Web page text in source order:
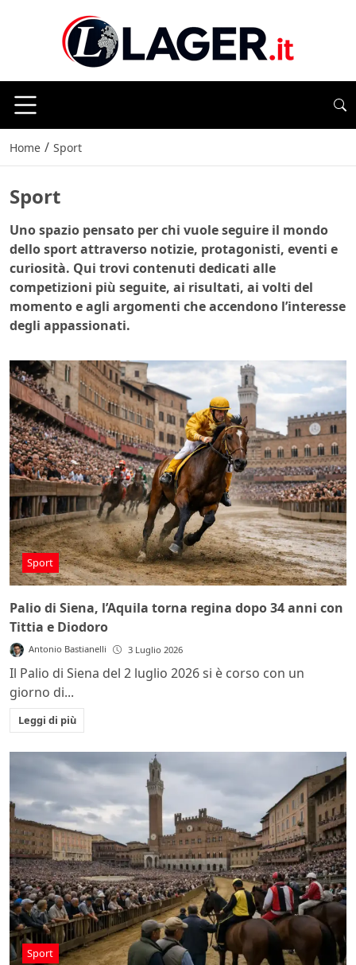
Home / Sport
Sport
Uno spazio pensato per chi vuole seguire il mondo
dello sport attraverso notizie, protagonisti, eventi e
curiosità. Qui trovi contenuti dedicati alle
competizioni più seguite, ai risultati, ai volti del
momento e agli argomenti che accendono l’interesse
degli appassionati.
Sport
Palio di Siena, l’Aquila torna regina dopo 34 anni con
Tittia e Diodoro
Antonio Bastianelli 3 Luglio 2026
Il Palio di Siena del 2 luglio 2026 si è corso con un
giorno di...
Leggi di più
Sport